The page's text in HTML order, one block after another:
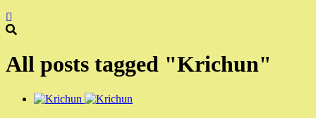
All posts tagged "Krichun"